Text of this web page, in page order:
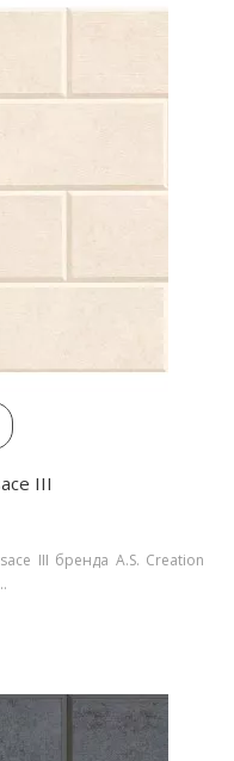
III
III бренда A.S. Creation